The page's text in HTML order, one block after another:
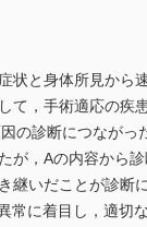
と身体所見から
，手術適応の疾
の診断につながっ
，Aの内容から
いだことが診断
に着目し，適切